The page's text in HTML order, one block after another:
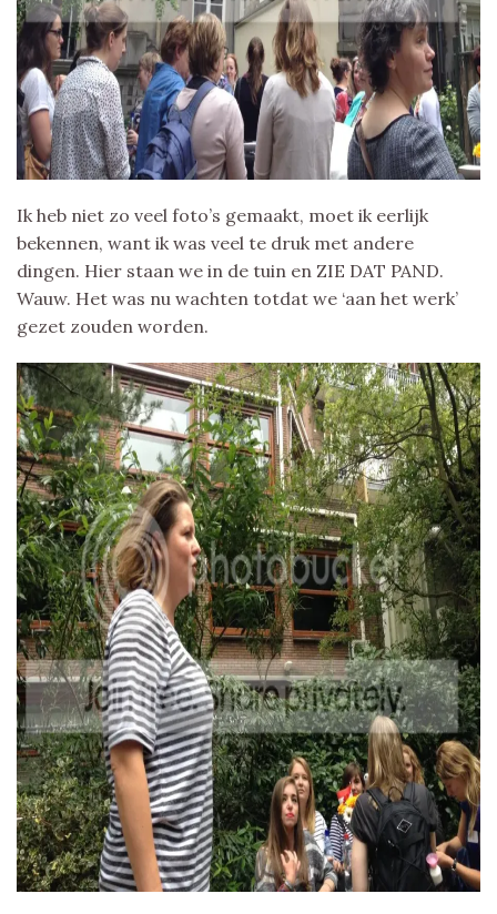
Ik heb niet zo veel foto’s gemaakt, moet ik eerlijk
bekennen, want ik was veel te druk met andere
dingen. Hier staan we in de tuin en ZIE DAT PAND.
Wauw. Het was nu wachten totdat we ‘aan het werk’
gezet zouden worden.